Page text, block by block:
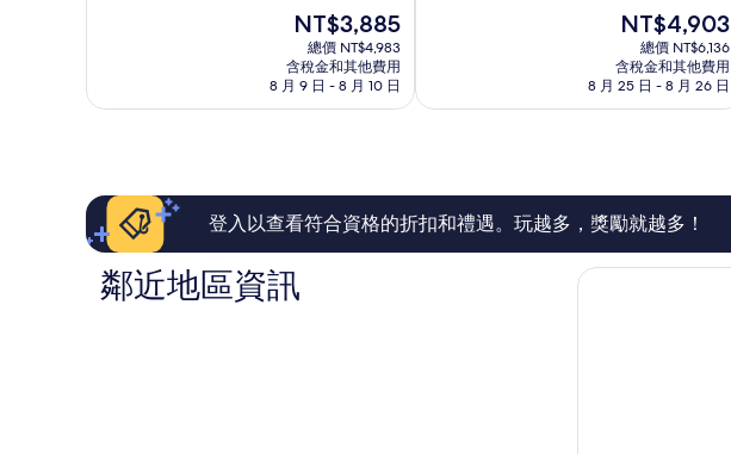
錯
評
現
在
價
格
為
NT$3,885
總價 NT$4,983
含稅金和其他費用
8 月 9 日 - 8 月 10 日
錯
評
論
現
價
格
為
NT$4,903
總價 NT$6,136
含稅金和其他費用
8 月 25 日 - 8 月 26 日
登入以查看符合資格的折扣和禮遇。玩越多，獎勵就越多！
鄰近地區資訊